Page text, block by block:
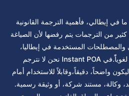
في إيطالي، فأهمية الترجمة القانونية
من الترجمات يتم رفضها لأن الصياغة
والمصطلحات المستخدمة في إيطاليا،
حتى لو كانت الترجمة صحيحة لغوياًً.في Instant POA نحن لا نترجم
واضحاً، دقيقاً،وقابلاً للاستخدام أمام
وكالة، مستند شركة، أو وثيقة رسمية.